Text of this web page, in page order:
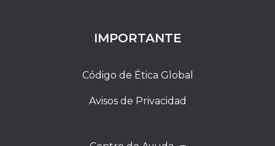
IMPORTANTE
Código de Ética Global
Avisos de Privacidad